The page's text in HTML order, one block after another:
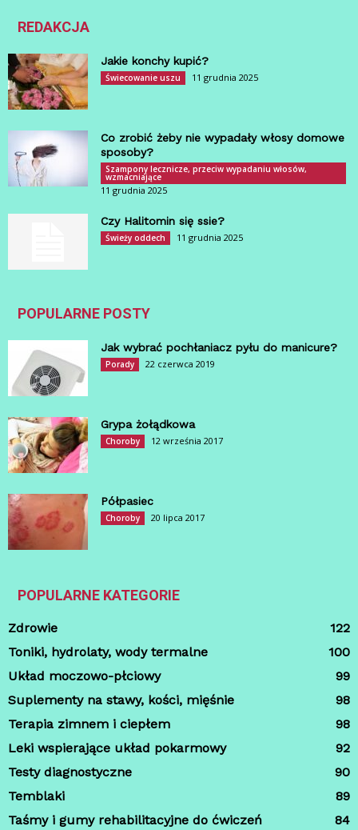
REDAKCJA
Jakie konchy kupić?
Świecowanie uszu 11 grudnia 2025
Co zrobić żeby nie wypadały włosy domowe
sposoby?
Szampony lecznicze, przeciw wypadaniu włosów,
wzmacniające
11 grudnia 2025
Czy Halitomin się ssie?
Świeży oddech 11 grudnia 2025
POPULARNE POSTY
Jak wybrać pochłaniacz pyłu do manicure?
Porady 22 czerwca 2019
Grypa żołądkowa
Choroby 12 września 2017
Półpasiec
Choroby 20 lipca 2017
POPULARNE KATEGORIE
Zdrowie
122
Toniki, hydrolaty, wody termalne
100
Układ moczowo-płciowy
99
Suplementy na stawy, kości, mięśnie
98
Terapia zimnem i ciepłem
98
Leki wspierające układ pokarmowy
92
Testy diagnostyczne
90
Temblaki
89
Taśmy i gumy rehabilitacyjne do ćwiczeń
84